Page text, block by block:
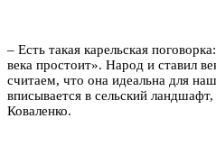
– Есть такая карельская
века простоит». Народ и ставил
считаем, что она идеальна для
вписывается в сельский
Коваленко.